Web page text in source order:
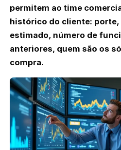
permitem ao time
histórico do cliente: porte,
estimado, número de
anteriores, quem são os
compra.